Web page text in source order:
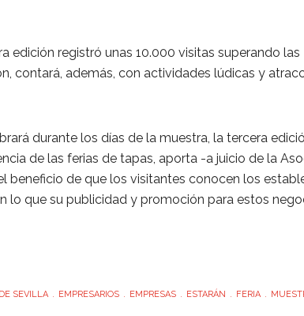
edición registró unas 10.000 visitas superando las
contará, además, con actividades lúdicas y
durante los días de la muestra, la tercera
de las ferias de tapas, aporta -a juicio de la
beneficio de que los visitantes conocen los
lo que su publicidad y promoción para estos
SEVILLA EMPRESARIOS EMPRESAS ESTARÁN FERIA